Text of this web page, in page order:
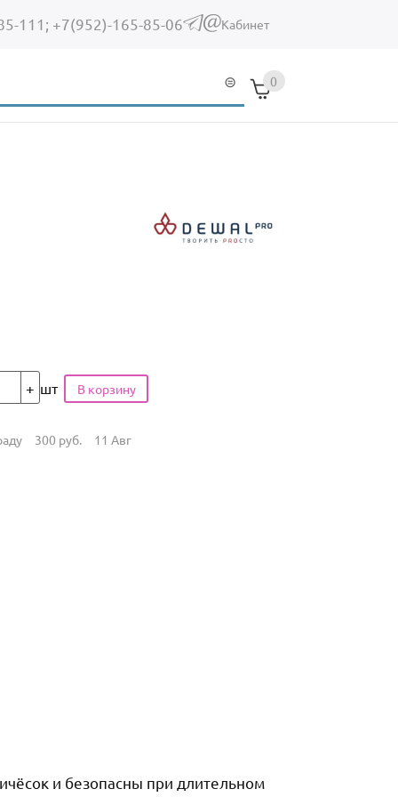
111; +7(952)-165-85-06 (link sends e-mail)
Кабинет
0
шт
300 руб. 11 Авг
и безопасны при длительном